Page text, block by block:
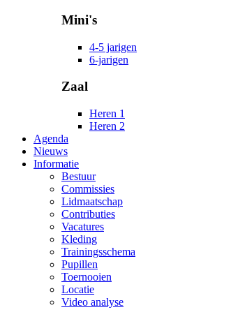
Mini's
4-5 jarigen
6-jarigen
Zaal
Heren 1
Heren 2
Agenda
Nieuws
Informatie
Bestuur
Commissies
Lidmaatschap
Contributies
Vacatures
Kleding
Trainingsschema
Pupillen
Toernooien
Locatie
Video analyse